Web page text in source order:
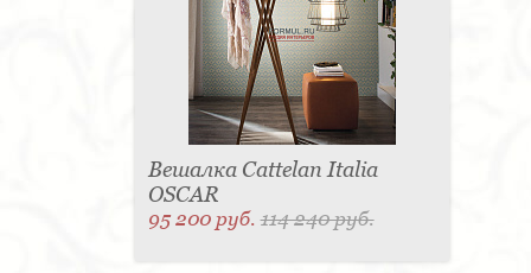
Вешалка Cattelan Italia
OSCAR
95 200 руб.114 240 руб.